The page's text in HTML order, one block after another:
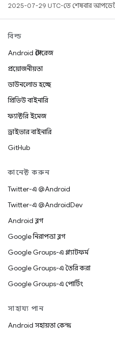
2025-07-29 UTC-তে শেষবার আপডেট
বিল্ড
Android স্টোরেজ
প্রয়োজনীয়তা
ডাউনলোড হচ্ছে
প্রিভিউ বাইনারি
ফ্যাক্টরি ইমেজ
ড্রাইভার বাইনারি
GitHub
কানেক্ট করুন
Twitter-এ @Android
Twitter-এ @AndroidDev
Android ব্লগ
Google নিরাপত্তা ব্লগ
Google Groups-এ প্ল্যাটফর্ম
Google Groups-এ তৈরি করা
Google Groups-এ পোর্টিং
সাহায্য পান
Android সহায়তা কেন্দ্র